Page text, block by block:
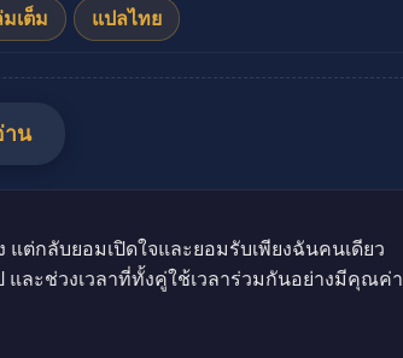
มเต็ม แปลไทย
าน
แต่กลับยอมเปิดใจและยอมรับเพียงฉันคนเดียว
ละช่วงเวลาที่ทั้งคู่ใช้เวลาร่วมกันอย่างมีคุณค่า